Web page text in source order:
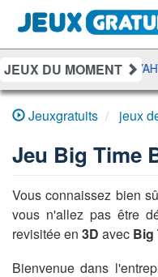
JEUX DU MOMENT
RAMI JETX
Jeuxgratuits jeux
Jeu Big Time
Vous connaissez bien
vous n'allez pas être
revisitée en 3D avec Big
Bienvenue dans